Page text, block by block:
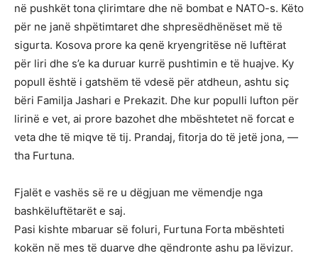
në pushkët tona çlirimtare dhe në bombat e NATO-s. Këto
për ne janë shpëtimtaret dhe shpresëdhënëset më të
sigurta. Kosova prore ka qenë kryengritëse në luftërat
për liri dhe s’e ka duruar kurrë pushtimin e të huajve. Ky
popull është i gatshëm të vdesë për atdheun, ashtu siç
bëri Familja Jashari e Prekazit. Dhe kur populli lufton për
lirinë e vet, ai prore bazohet dhe mbështetet në forcat e
veta dhe të miqve të tij. Prandaj, fitorja do të jetë jona, —
tha Furtuna.
Fjalët e vashës së re u dëgjuan me vëmendje nga
bashkëluftëtarët e saj.
Pasi kishte mbaruar së foluri, Furtuna Forta mbështeti
kokën në mes të duarve dhe qëndronte ashu pa lëvizur.